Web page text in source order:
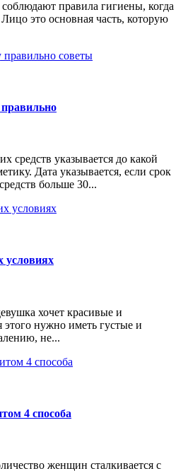
правила гигиены, когда
это основная часть, которую
средств указывается до какой
Дата указывается, если срок
больше 30...
условиях
хочет красивые и
этого нужно иметь густые и
не...
4 способа
женщин сталкивается с